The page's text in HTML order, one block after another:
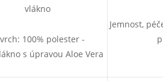
vlákno
100% polester -
s úpravou Aloe Vera
Jemnost,